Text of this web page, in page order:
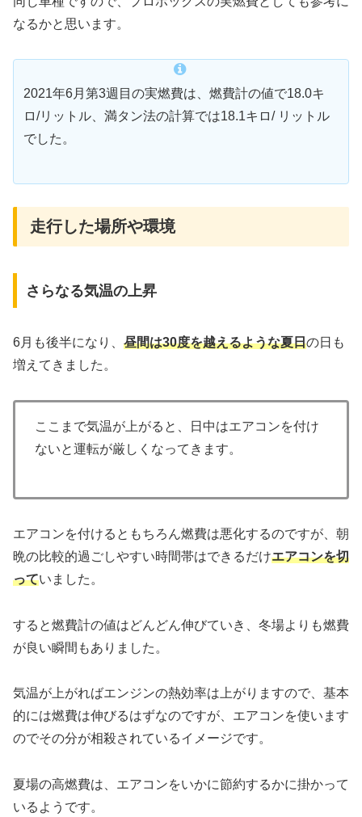
なるかと思います。
2021年6月第3週目の実燃費は、燃費計の値で18.0キ
ロ/リットル、満タン法の計算では18.1キロ/ リットル
でした。
走行した場所や環境
さらなる気温の上昇
6月も後半になり、 昼間は30度を越えるような夏日の日も
増えてきました。
ここまで気温が上がると、日中はエアコンを付け
ないと運転が厳しくなってきます。
エアコンを付けるともちろん燃費は悪化するのですが、朝
晩の比較的過ごしやすい時間帯はできるだけエアコンを切
っていました。
すると燃費計の値はどんどん伸びていき、冬場よりも燃費
が良い瞬間もありました。
気温が上がればエンジンの熱効率は上がりますので、基本
的には燃費は伸びるはずなのですが、エアコンを使います
のでその分が相殺されているイメージです。
夏場の高燃費は、エアコンをいかに節約するかに掛かって
いるようです。